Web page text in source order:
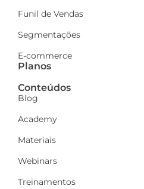
Funil de Vendas
Segmentações
E-commerce
Planos
Conteúdos
Blog
Academy
Materiais
Webinars
Treinamentos